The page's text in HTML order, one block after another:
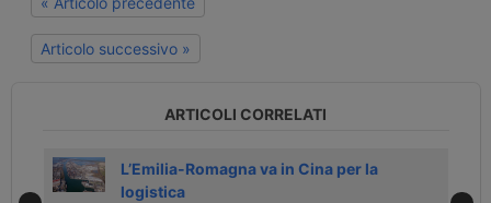
Articolo successivo »
ARTICOLI CORRELATI
L’Emilia-Romagna va in Cina per la
logistica